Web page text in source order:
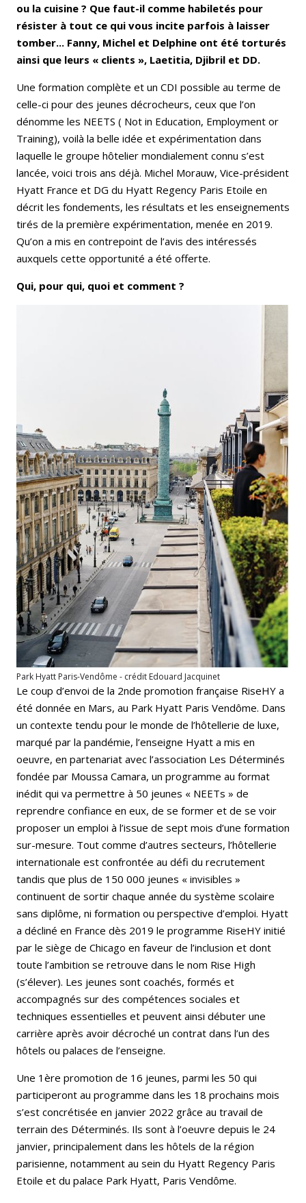
ou la cuisine ? Que faut-il comme habiletés pour
résister à tout ce qui vous incite parfois à laisser
tomber... Fanny, Michel et Delphine ont été torturés
ainsi que leurs « clients », Laetitia, Djibril et DD.
Une formation complète et un CDI possible au terme de
celle-ci pour des jeunes décrocheurs, ceux que l’on
dénomme les NEETS ( Not in Education, Employment or
Training), voilà la belle idée et expérimentation dans
laquelle le groupe hôtelier mondialement connu s’est
lancée, voici trois ans déjà. Michel Morauw, Vice-président
Hyatt France et DG du Hyatt Regency Paris Etoile en
décrit les fondements, les résultats et les enseignements
tirés de la première expérimentation, menée en 2019.
Qu’on a mis en contrepoint de l’avis des intéressés
auxquels cette opportunité a été offerte.
Qui, pour qui, quoi et comment ?
Park Hyatt Paris-Vendôme - crédit Edouard Jacquinet
Le coup d’envoi de la 2nde promotion française RiseHY a
été donnée en Mars, au Park Hyatt Paris Vendôme. Dans
un contexte tendu pour le monde de l’hôtellerie de luxe,
marqué par la pandémie, l’enseigne Hyatt a mis en
oeuvre, en partenariat avec l’association Les Déterminés
fondée par Moussa Camara, un programme au format
inédit qui va permettre à 50 jeunes « NEETs » de
reprendre confiance en eux, de se former et de se voir
proposer un emploi à l’issue de sept mois d’une formation
sur-mesure. Tout comme d’autres secteurs, l’hôtellerie
internationale est confrontée au défi du recrutement
tandis que plus de 150 000 jeunes « invisibles »
continuent de sortir chaque année du système scolaire
sans diplôme, ni formation ou perspective d’emploi. Hyatt
a décliné en France dès 2019 le programme RiseHY initié
par le siège de Chicago en faveur de l’inclusion et dont
toute l’ambition se retrouve dans le nom Rise High
(s’élever). Les jeunes sont coachés, formés et
accompagnés sur des compétences sociales et
techniques essentielles et peuvent ainsi débuter une
carrière après avoir décroché un contrat dans l’un des
hôtels ou palaces de l’enseigne.
Une 1ère promotion de 16 jeunes, parmi les 50 qui
participeront au programme dans les 18 prochains mois
s’est concrétisée en janvier 2022 grâce au travail de
terrain des Déterminés. Ils sont à l’oeuvre depuis le 24
janvier, principalement dans les hôtels de la région
parisienne, notamment au sein du Hyatt Regency Paris
Etoile et du palace Park Hyatt, Paris Vendôme.